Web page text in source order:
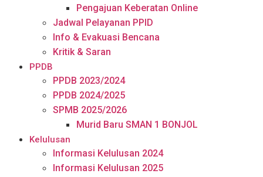
Pengajuan Keberatan Online
Jadwal Pelayanan PPID
Info & Evakuasi Bencana
Kritik & Saran
PPDB
PPDB 2023/2024
PPDB 2024/2025
SPMB 2025/2026
Murid Baru SMAN 1 BONJOL
Kelulusan
Informasi Kelulusan 2024
Informasi Kelulusan 2025